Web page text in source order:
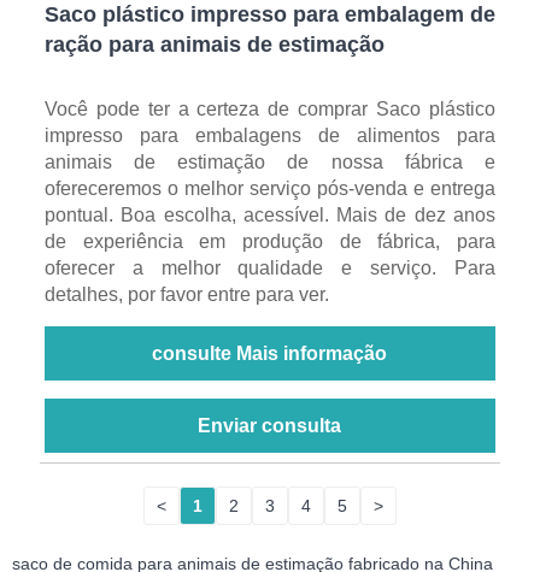
Saco plástico impresso para embalagem de
ração para animais de estimação
Você pode ter a certeza de comprar Saco plástico
impresso para embalagens de alimentos para
animais de estimação de nossa fábrica e
ofereceremos o melhor serviço pós-venda e entrega
pontual. Boa escolha, acessível. Mais de dez anos
de experiência em produção de fábrica, para
oferecer a melhor qualidade e serviço. Para
detalhes, por favor entre para ver.
consulte Mais informação
Enviar consulta
< 1 2 3 4 5 >
saco de comida para animais de estimação fabricado na China